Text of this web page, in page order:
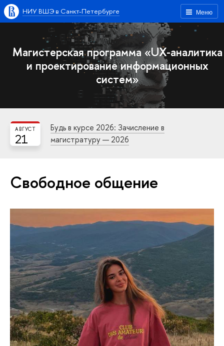
Меню
НИУ ВШЭ в Санкт-Петербурге
Магистерская программа «UX-аналитика
и проектирование информационных
систем»
21
АВГУСТ
Будь в курсе 2026: Зачисление в
магистратуру — 2026
Свободное общение